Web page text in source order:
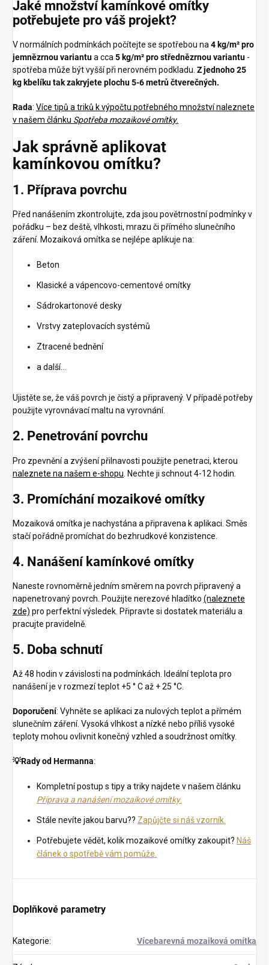
Jaké množství kamínkové omítky
potřebujete pro váš projekt?
V normálních podmínkách počítejte se spotřebou na 4 kg/m² pro
jemnězrnou variantua cca 5 kg/m² pro střednězrnou variantu -
spotřeba může být vyšší při nerovném podkladu. Z jednoho 25
kg kbelíku tak zakryjete plochu 5-6 metrů čtverečných.
Rada: Více tipů a triků k výpočtu potřebného množství naleznete
v našem článku Spotřeba mozaikové omítky.
Jak správně aplikovat
kamínkovou omítku?
1. Příprava povrchu
Před nanášením zkontrolujte, zda jsou povětrnostní podmínky v
pořádku – bez deště, vlhkosti, mrazu či přímého slunečního
záření. Mozaiková omítka se nejlépe aplikuje na:
Beton
Klasické a vápencovo-cementové omítky
Sádrokartonové desky
Vrstvy zateplovacích systémů
Ztracené bednění
a další…
Ujistěte se, že váš povrch je čistý a připravený. V případě potřeby
použijte vyrovnávací maltu na vyrovnání.
2. Penetrování povrchu
Pro zpevnění a zvýšení přilnavosti použijte penetraci, kterou
naleznete na našem e-shopu . Nechte ji schnout 4-12 hodin.
3. Promíchání mozaikové omítky
Mozaiková omítka je nachystána a připravena k aplikaci. Směs
stačí pořádně promíchat do bezhrudkové konzistence.
4. Nanášení kamínkové omítky
Naneste rovnoměrně jedním směrem na povrch připravený a
napenetrovaný povrch. Použijte nerezové hladítko (naleznete
zde) pro perfektní výsledek. Připravte si dostatek materiálu a
pracujte pravidelně.
5. Doba schnutí
Až 48 hodin v závislosti na podmínkách. Ideální teplota pro
nanášení je v rozmezí teplot +5 ° C až + 25 °C.
Doporučení: Vyhněte se aplikaci za nulových teplot a přímém
slunečním záření. Vysoká vlhkost a nízké nebo příliš vysoké
teploty mohou ovlivnit konečný vzhled a soudržnost omítky.
💡Rady od Hermanna:
Kompletní postup s tipy a triky najdete v našem článku
Příprava a nanášení mozaikové omítky.
Stále nevíte jakou barvu?? Zapůjčte si náš vzorník.
Potřebujete vědět, kolik mozaikové omítky zakoupit? Náš
článek o spotřebě vám pomůže.
Doplňkové parametry
Kategorie: Vícebarevná mozaiková omítka